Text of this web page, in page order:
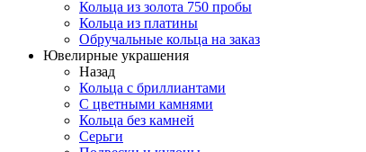
Кольца из золота 750 пробы
Кольца из платины
Обручальные кольца на заказ
Ювелирные украшения
Назад
Кольца с бриллиантами
С цветными камнями
Кольца без камней
Серьги